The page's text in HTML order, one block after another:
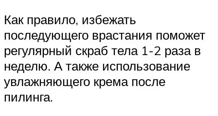
Как правило, избежать
последующего врастания поможет
регулярный скраб тела 1-2 раза в
неделю. А также использование
увлажняющего крема после
пилинга.